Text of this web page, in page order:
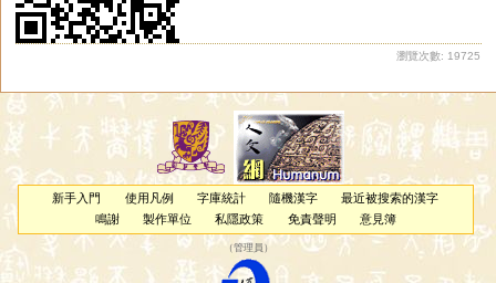
瀏覽次數: 19725
新手入門 使用凡例 字庫統計 隨機漢字
最近被搜索的漢字
鳴謝
製作單位 私隱政策 免責聲明 意見簿
（管理員 ）